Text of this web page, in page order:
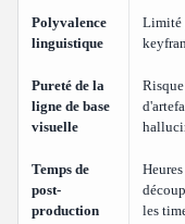
Polyvalence
linguistique
Limité
Pureté de la
ligne de base
visuelle
Temps de
post-
production
Heures
les